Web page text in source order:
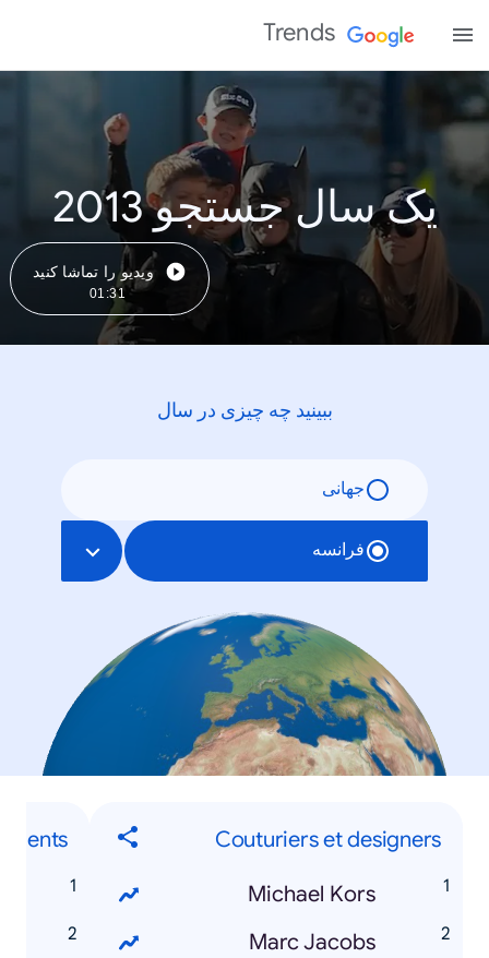
Trends
یک سال جستجو 2013
ویدیو را تماشا کنید
01:31
ببینید چه چیزی در سال
جهانی
فرانسه
Couturiers et designers
Michael Kors
Marc Jacobs